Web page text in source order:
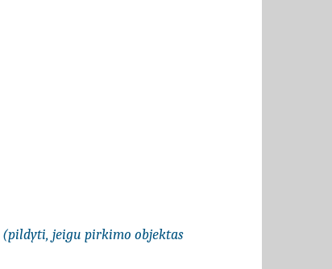
(pildyti, jeigu pirkimo objektas